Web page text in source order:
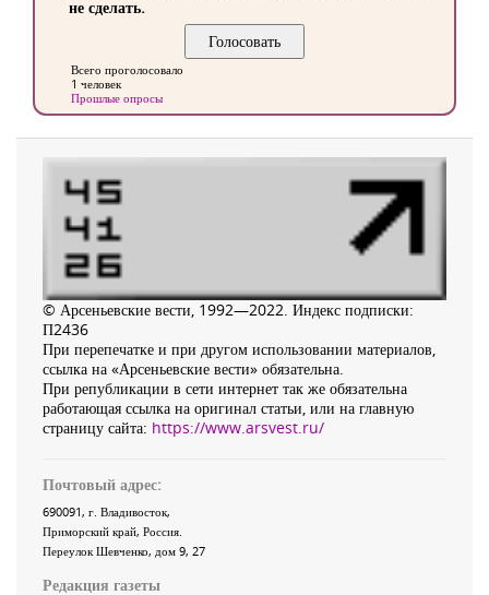
не сделать.
Всего проголосовало
1 человек
Прошлые опросы
© Арсеньевские вести, 1992—2022. Индекс подписки:
П2436
При перепечатке и при другом использовании материалов,
ссылка на «Арсеньевские вести» обязательна.
При републикации в сети интернет так же обязательна
работающая ссылка на оригинал статьи, или на главную
страницу сайта: https://www.arsvest.ru/
Почтовый адрес:
690091, г. Владивосток,
Приморский край, Россия
Переулок Шевченко, дом 9, 27
Редакция газеты